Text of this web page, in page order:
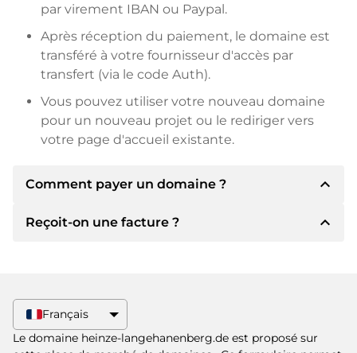
par virement IBAN ou Paypal.
Après réception du paiement, le domaine est
transféré à votre fournisseur d'accès par
transfert (via le code Auth).
Vous pouvez utiliser votre nouveau domaine
pour un nouveau projet ou le rediriger vers
votre page d'accueil existante.
Comment payer un domaine ? expand_less
Après un accord, le titulaire vous
proposera Paypal ou d'autres méthodes de
paiement.
Veuillez toujours mentionner le nom de
Reçoit-on une facture ? expand_less
élevé, vous recevrez également un contrat de
vente supplémentaire si vous le souhaitez.
Français
Le domaine heinze-langehanenberg.de est proposé sur